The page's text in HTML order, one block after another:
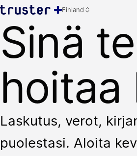
Finland
Sinä
hoitaa
Laskutus, verot,
puolestasi. Aloita